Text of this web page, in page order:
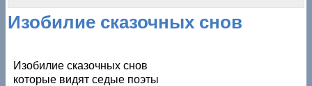
Вы здесь
Изобилие сказочных снов
Изобилие сказочных снов
которые видят седые поэты